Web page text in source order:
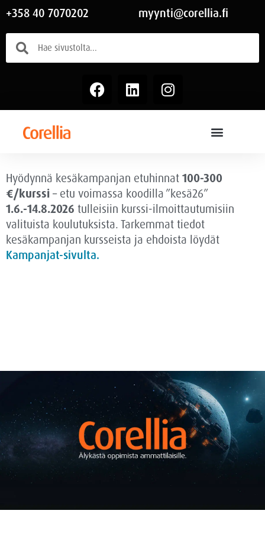
+358 40 7070202 myynti@corellia.fi
Hyödynnä kesäkampanjan etuhinnat 100-300
€/kurssi – etu voimassa koodilla ”kesä26”
1.6.-14.8.2026 tulleisiin kurssi-ilmoittautumisiin
valituista koulutuksista. Tarkemmat tiedot
kesäkampanjan kursseista ja ehdoista löydät
Kampanjat-sivulta.